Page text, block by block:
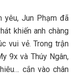
yêu, Jun Phạm đã
khiến anh chàng
vui vẻ. Trong trận
9x và Thúy Ngân,
cắn vào chân